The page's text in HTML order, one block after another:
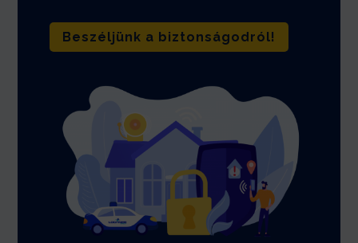
Beszéljünk a biztonságodról!